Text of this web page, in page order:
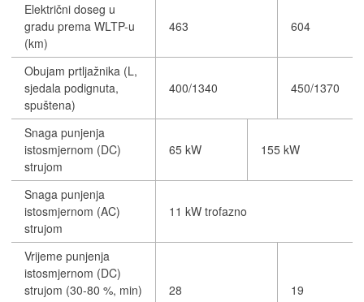
Električni doseg u
gradu prema WLTP-u
(km)
463 604
Obujam prtljažnika (L,
sjedala podignuta,
spuštena)
400/1340 450/1370
Snaga punjenja
istosmjernom (DC)
strujom
65 kW 155 kW
Snaga punjenja
istosmjernom (AC)
strujom
11 kW trofazno
Vrijeme punjenja
istosmjernom (DC)
strujom (30-80 %, min)
28
19